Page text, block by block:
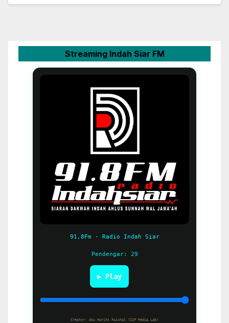
Streaming Indah Siar FM
91,8Fm - Radio Indah Siar
Pendengar: 29
▶ Play
Creator: Abu Harits Faishal (ISP Media Lab)